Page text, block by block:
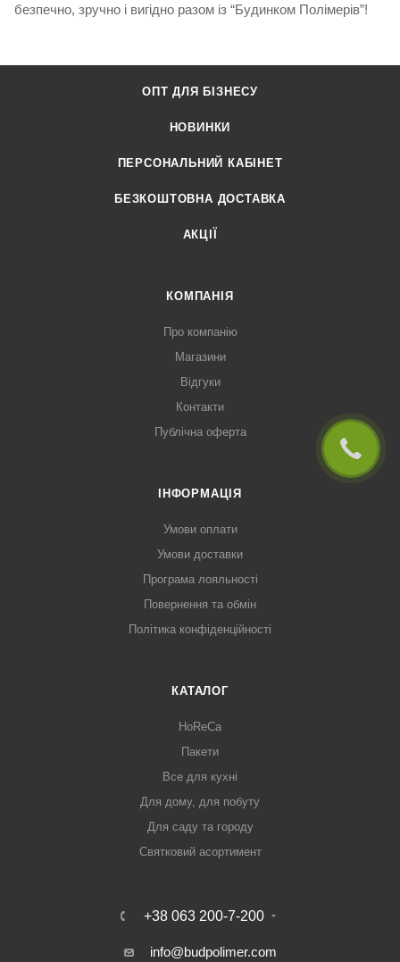
безпечно, зручно і вигідно разом із “Будинком Полімерів”!
ОПТ ДЛЯ БІЗНЕСУ
НОВИНКИ
ПЕРСОНАЛЬНИЙ КАБІНЕТ
БЕЗКОШТОВНА ДОСТАВКА
АКЦІЇ
КОМПАНІЯ
Про компанію
Магазини
Відгуки
Контакти
Публічна оферта
ІНФОРМАЦІЯ
Умови оплати
Умови доставки
Програма лояльності
Повернення та обмін
Політика конфіденційності
КАТАЛОГ
HoReCa
Пакети
Все для кухні
Для дому, для побуту
Для саду та городу
Святковий асортимент
+38 063 200-7-200
info@budpolimer.com